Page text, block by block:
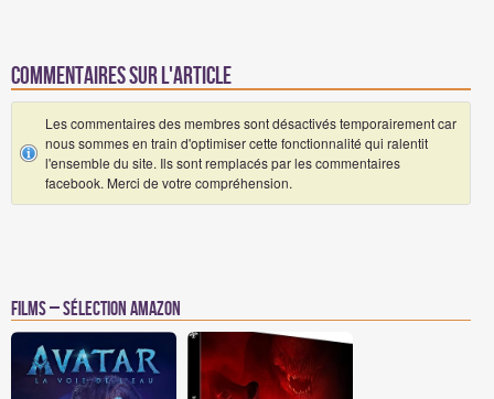
Commentaires sur l'article
Les commentaires des membres sont désactivés temporairement car
nous sommes en train d'optimiser cette fonctionnalité qui ralentit
l'ensemble du site. Ils sont remplacés par les commentaires
facebook. Merci de votre compréhension.
Films – Sélection Amazon